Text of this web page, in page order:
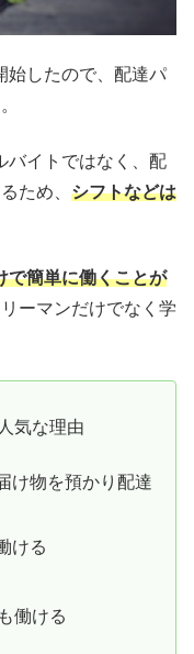
始したので、配達パ
バイトではなく、配
ため、 シフトなどは
で簡単に働くことが
ーマンだけでなく学
気な理由
け物を預かり配達
ける
働ける